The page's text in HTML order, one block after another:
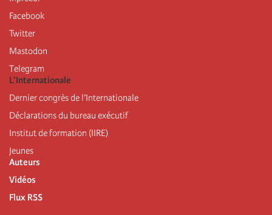
Facebook
Twitter
Mastodon
Telegram
L’Internationale
Dernier congrès de l’Internationale
Déclarations du bureau exécutif
Institut de formation (IIRE)
Jeunes
Auteurs
Vidéos
Flux RSS